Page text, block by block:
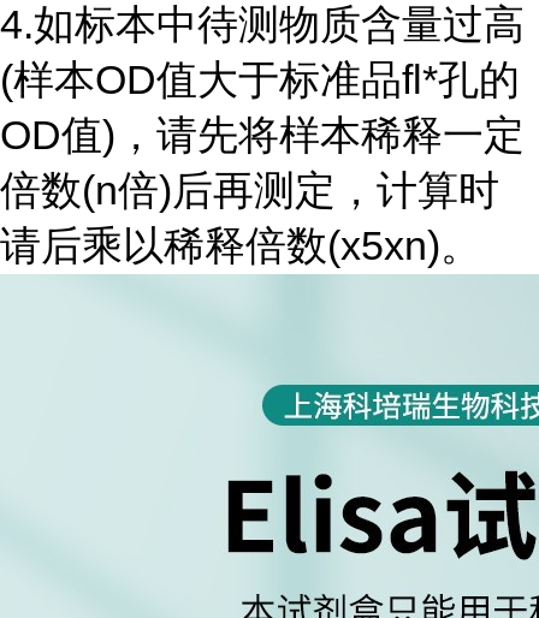
4.如标本中待测物质含量过高
(样本OD值大于标准品fl*孔的
OD值)，请先将样本稀释一定
倍数(n倍)后再测定，计算时
请后乘以稀释倍数(x5xn)。